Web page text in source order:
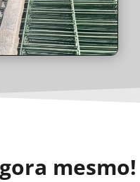
mesmo!